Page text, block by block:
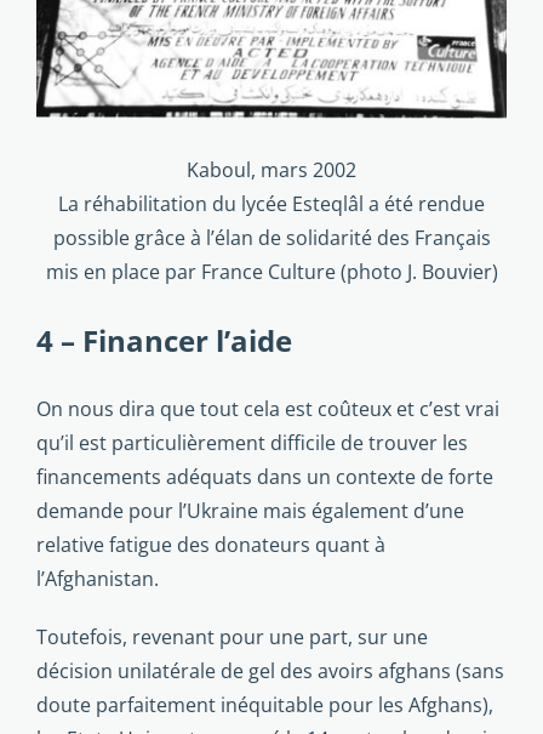
Kaboul, mars 2002
La réhabilitation du lycée Esteqlâl a été rendue
possible grâce à l’élan de solidarité des Français
mis en place par France Culture (photo J. Bouvier)
4 – Financer l’aide
On nous dira que tout cela est coûteux et c’est vrai
qu’il est particulièrement difficile de trouver les
financements adéquats dans un contexte de forte
demande pour l’Ukraine mais également d’une
relative fatigue des donateurs quant à
l’Afghanistan.
Toutefois, revenant pour une part, sur une
décision unilatérale de gel des avoirs afghans (sans
doute parfaitement inéquitable pour les Afghans),